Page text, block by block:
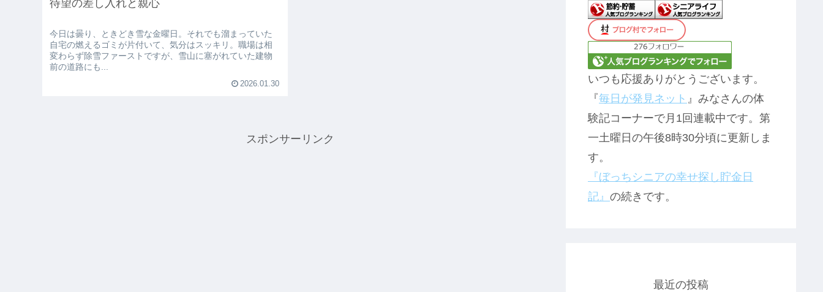
待望の差し入れと親心
今日は曇り、ときどき雪な金曜日。それでも溜まっていた
自宅の燃えるゴミが片付いて、気分はスッキリ。職場は相
変わらず除雪ファーストですが、雪山に塞がれていた建物
前の道路にも...
2026.01.30
スポンサーリンク
いつも応援ありがとうございます。
『毎日が発見ネット 』みなさんの体
験記コーナーで月1回連載中です。第
一土曜日の午後8時30分頃に更新しま
す。
『ぼっちシニアの幸せ探し貯金日
記』 の続きです。
最近の投稿